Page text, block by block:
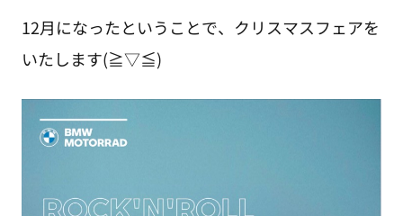
12月になったということで、クリスマスフェアを
いたします(≧▽≦)